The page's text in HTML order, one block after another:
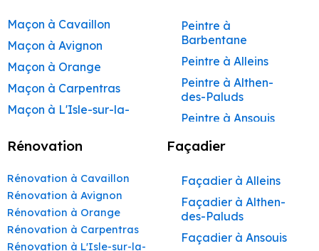
Maçon à Cavaillon
Maçon à Avignon
Maçon à Orange
Maçon à Carpentras
Maçon à L'Isle-sur-la-
Maçon à Apt
Maçon à Pertuis
Maçon à Sorgues
Maçon à Le Pontet
Maçon à Vaison-la-
Peintre à
Barbentane
Peintre à Alleins
Peintre à Althen-
des-Paluds
Peintre à Ansouis
Peintre à Apt
Peintre à Aurons
Peintre à Avignon
Peintre à
Beaumettes
Rénovation
Rénovation à Cavaillon
Rénovation à Avignon
Rénovation à Orange
Rénovation à Carpentras
Rénovation à L'Isle-sur-la-
Façadier
Façadier à Alleins
Façadier à Althen-
des-Paluds
Façadier à Ansouis